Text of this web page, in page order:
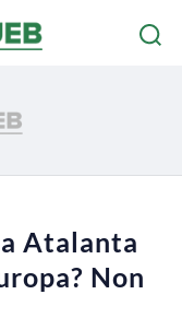
Atalanta
Non